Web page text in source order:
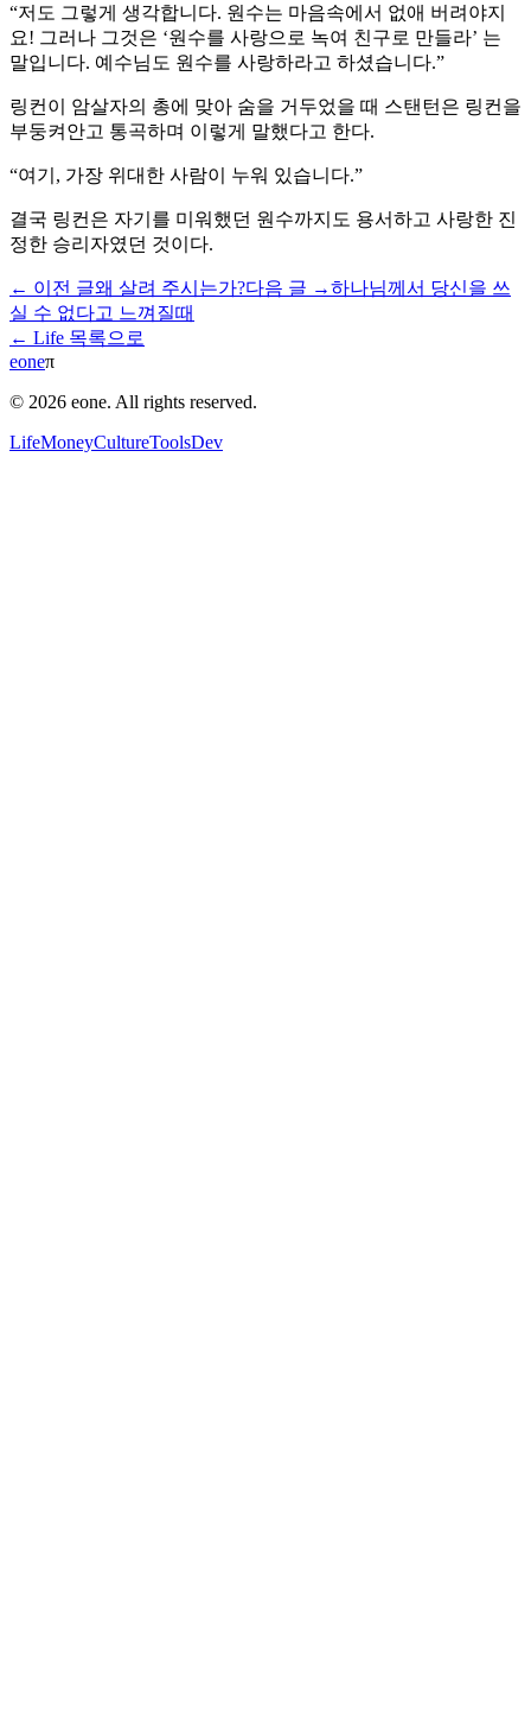
“저도 그렇게 생각합니다. 원수는 마음속에서 없애 버려야지
요! 그러나 그것은 ‘원수를 사랑으로 녹여 친구로 만들라’ 는
말입니다. 예수님도 원수를 사랑하라고 하셨습니다.”
링컨이 암살자의 총에 맞아 숨을 거두었을 때 스탠턴은 링컨을
부둥켜안고 통곡하며 이렇게 말했다고 한다.
“여기, 가장 위대한 사람이 누워 있습니다.”
결국 링컨은 자기를 미워했던 원수까지도 용서하고 사랑한 진
정한 승리자였던 것이다.
← 이전 글왜 살려 주시는가?다음 글 →하나님께서 당신을 쓰
실 수 없다고 느껴질때
← Life 목록으로
eoneπ
© 2026 eone. All rights reserved.
LifeMoneyCultureToolsDev